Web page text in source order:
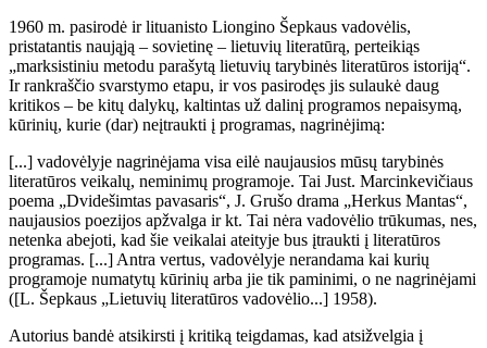
1960 m. pasirodė ir lituanisto Liongino Šepkaus vadovėlis,
pristatantis naująją – sovietinę – lietuvių literatūrą, perteikiąs
„marksistiniu metodu parašytą lietuvių tarybinės literatūros istoriją“.
Ir rankraščio svarstymo etapu, ir vos pasirodęs jis sulaukė daug
kritikos – be kitų dalykų, kaltintas už dalinį programos nepaisymą,
kūrinių, kurie (dar) neįtraukti į programas, nagrinėjimą:
[...] vadovėlyje nagrinėjama visa eilė naujausios mūsų tarybinės
literatūros veikalų, neminimų programoje. Tai Just. Marcinkevičiaus
poema „Dvidešimtas pavasaris“, J. Grušo drama „Herkus Mantas“,
naujausios poezijos apžvalga ir kt. Tai nėra vadovėlio trūkumas, nes,
netenka abejoti, kad šie veikalai ateityje bus įtraukti į literatūros
programas. [...] Antra vertus, vadovėlyje nerandama kai kurių
programoje numatytų kūrinių arba jie tik paminimi, o ne nagrinėjami
([L. Šepkaus „Lietuvių literatūros vadovėlio...] 1958).
Autorius bandė atsikirsti į kritiką teigdamas, kad atsižvelgia į